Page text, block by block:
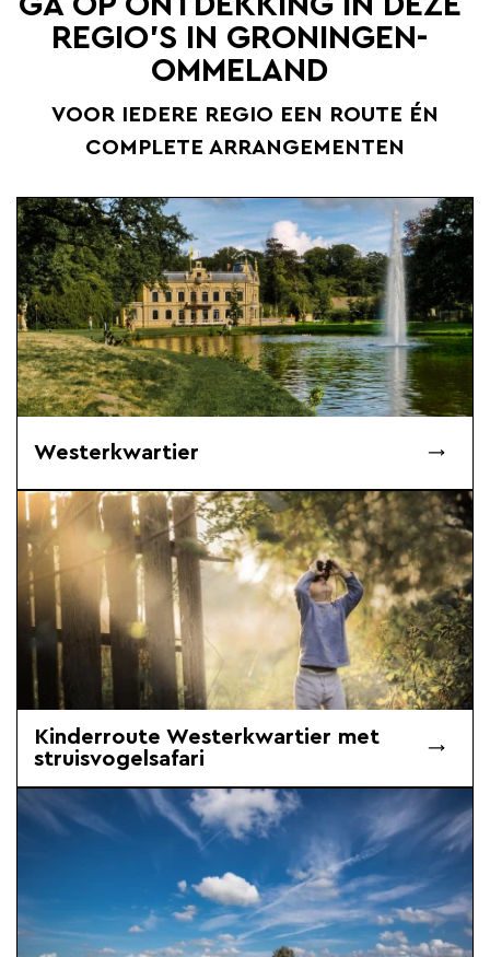
REGIO'S IN GRONINGEN-
OMMELAND
VOOR IEDERE REGIO EEN ROUTE ÉN
COMPLETE ARRANGEMENTEN
Westerkwartier
Kinderroute Westerkwartier met
struisvogelsafari